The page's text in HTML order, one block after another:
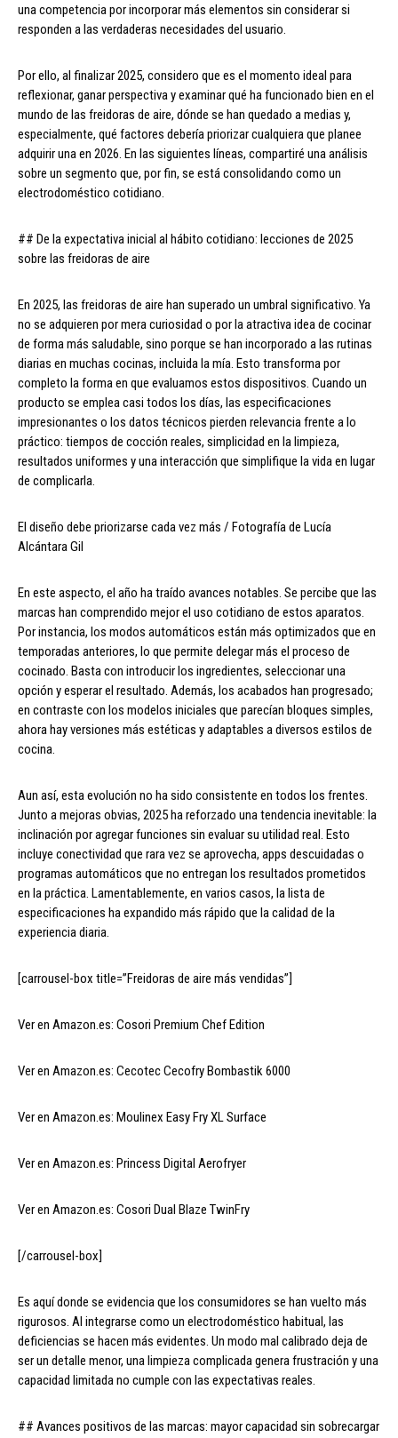
una competencia por incorporar más elementos sin considerar si
responden a las verdaderas necesidades del usuario.
Por ello, al finalizar 2025, considero que es el momento ideal para
reflexionar, ganar perspectiva y examinar qué ha funcionado bien en el
mundo de las freidoras de aire, dónde se han quedado a medias y,
especialmente, qué factores debería priorizar cualquiera que planee
adquirir una en 2026. En las siguientes líneas, compartiré una análisis
sobre un segmento que, por fin, se está consolidando como un
electrodoméstico cotidiano.
## De la expectativa inicial al hábito cotidiano: lecciones de 2025
sobre las freidoras de aire
En 2025, las freidoras de aire han superado un umbral significativo. Ya
no se adquieren por mera curiosidad o por la atractiva idea de cocinar
de forma más saludable, sino porque se han incorporado a las rutinas
diarias en muchas cocinas, incluida la mía. Esto transforma por
completo la forma en que evaluamos estos dispositivos. Cuando un
producto se emplea casi todos los días, las especificaciones
impresionantes o los datos técnicos pierden relevancia frente a lo
práctico: tiempos de cocción reales, simplicidad en la limpieza,
resultados uniformes y una interacción que simplifique la vida en lugar
de complicarla.
El diseño debe priorizarse cada vez más / Fotografía de Lucía
Alcántara Gil
En este aspecto, el año ha traído avances notables. Se percibe que las
marcas han comprendido mejor el uso cotidiano de estos aparatos.
Por instancia, los modos automáticos están más optimizados que en
temporadas anteriores, lo que permite delegar más el proceso de
cocinado. Basta con introducir los ingredientes, seleccionar una
opción y esperar el resultado. Además, los acabados han progresado;
en contraste con los modelos iniciales que parecían bloques simples,
ahora hay versiones más estéticas y adaptables a diversos estilos de
cocina.
Aun así, esta evolución no ha sido consistente en todos los frentes.
Junto a mejoras obvias, 2025 ha reforzado una tendencia inevitable: la
inclinación por agregar funciones sin evaluar su utilidad real. Esto
incluye conectividad que rara vez se aprovecha, apps descuidadas o
programas automáticos que no entregan los resultados prometidos
en la práctica. Lamentablemente, en varios casos, la lista de
especificaciones ha expandido más rápido que la calidad de la
experiencia diaria.
[carrousel-box title=”Freidoras de aire más vendidas”]
Ver en Amazon.es: Cosori Premium Chef Edition
Ver en Amazon.es: Cecotec Cecofry Bombastik 6000
Ver en Amazon.es: Moulinex Easy Fry XL Surface
Ver en Amazon.es: Princess Digital Aerofryer
Ver en Amazon.es: Cosori Dual Blaze TwinFry
[/carrousel-box]
Es aquí donde se evidencia que los consumidores se han vuelto más
rigurosos. Al integrarse como un electrodoméstico habitual, las
deficiencias se hacen más evidentes. Un modo mal calibrado deja de
ser un detalle menor, una limpieza complicada genera frustración y una
capacidad limitada no cumple con las expectativas reales.
## Avances positivos de las marcas: mayor capacidad sin sobrecargar